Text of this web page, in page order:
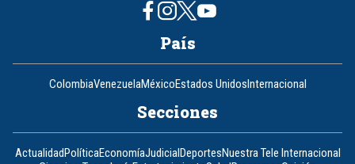
País
ColombiaVenezuelaMéxicoEstados UnidosInternacional
Secciones
ActualidadPolíticaEconomíaJudicialDeportesNuestra Tele Internacional